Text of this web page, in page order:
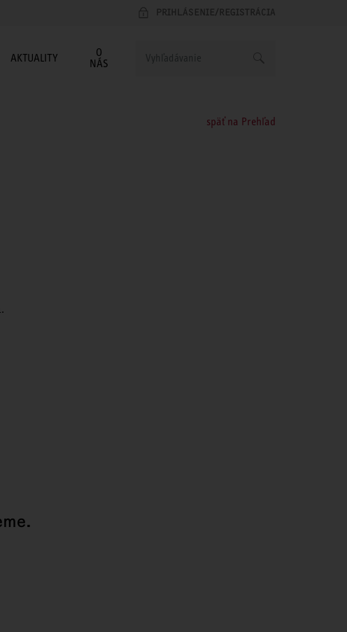
PRIHLÁSENIE/REGISTRÁCIA
AKTUALITY
O
NÁS
späť na Prehľad